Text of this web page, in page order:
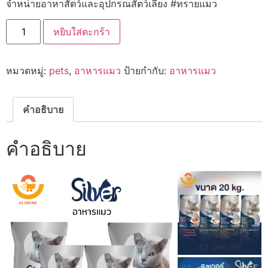
จำหน่ายอาหาสัตว์และอุปกรณสัตว์เลี้ยง #ทรายแมว
จำนวน
Silver
ซิล
อาหาร
พรีเมียม
20kg.
ชิ้น
หยิบใส่ตะกร้า
หมวดหมู่: pets, อาหารแมว ป้ายกำกับ: อาหารแมว
คำอธิบาย
คำอธิบาย